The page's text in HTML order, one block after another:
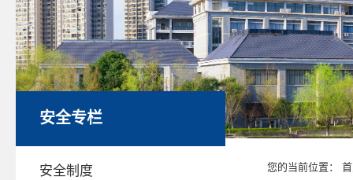
安全专栏
安全制度 您的当前位置：